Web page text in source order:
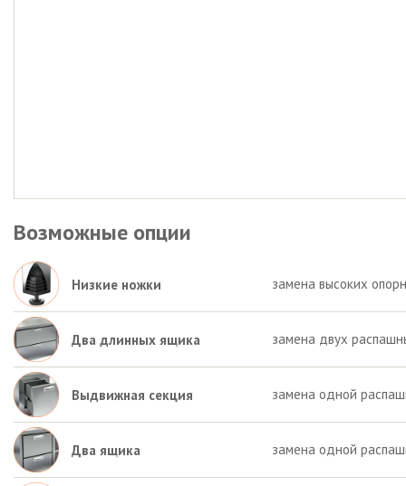
Возможные опции
Низкие ножки замена высоких
Два длинных ящика замена двух
Выдвижная секция замена одной
Два ящика замена одной